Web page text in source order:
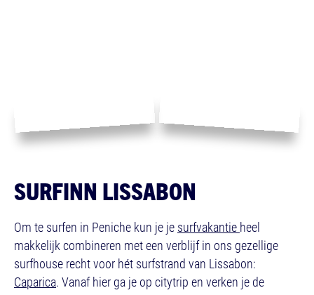
SURFINN LISSABON
Om te surfen in Peniche kun je je surfvakantie heel
makkelijk combineren met een verblijf in ons gezellige
surfhouse recht voor hét surfstrand van Lissabon:
Caparica. Vanaf hier ga je op citytrip en verken je de